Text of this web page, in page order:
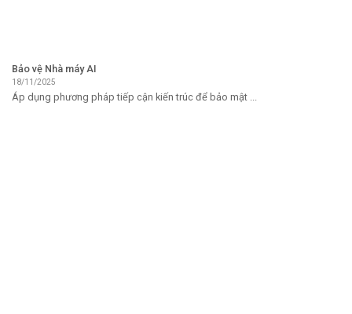
Bảo vệ Nhà máy AI
18/11/2025
Áp dụng phương pháp tiếp cận kiến ​​trúc để bảo mật ...